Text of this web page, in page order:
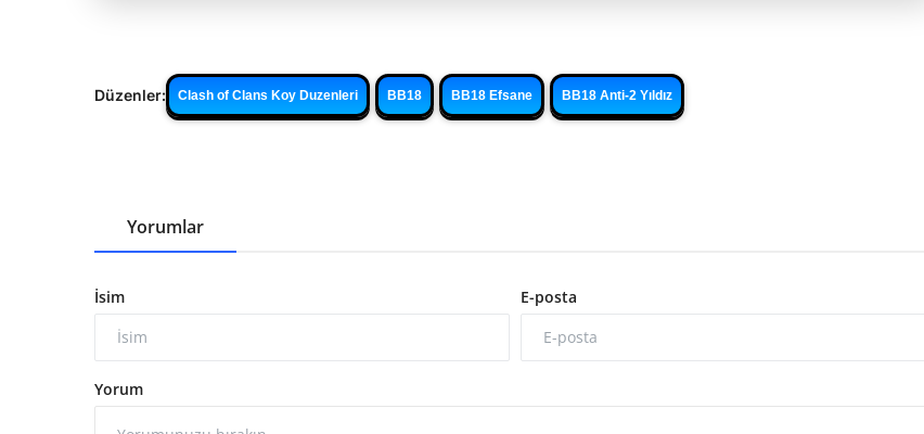
Düzenler: Clash of Clans Koy Duzenleri BB18 BB18 Efsane BB18 Anti-2 Yıldız
Yorumlar
İsim E-posta
Yorum